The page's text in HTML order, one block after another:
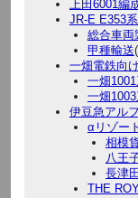
上田6001編
JR-E E353
総合車両
甲種輸送
一畑電鉄向
一畑
一畑
伊豆急アル
αリゾー
相模
八王
長津
THE